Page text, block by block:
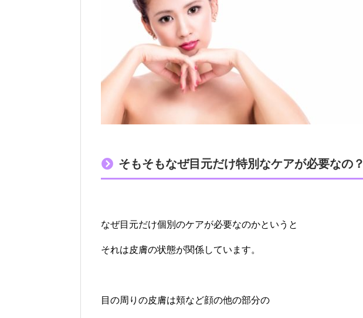
そもそもなぜ目元だけ特別なケアが必要なの？
なぜ目元だけ個別のケアが必要なのかというと
それは皮膚の状態が関係しています。
目の周りの皮膚は頬など顔の他の部分の